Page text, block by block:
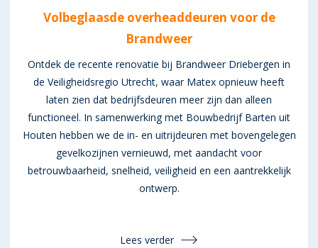
Volbeglaasde overheaddeuren voor de
Brandweer
Ontdek de recente renovatie bij Brandweer Driebergen in
de Veiligheidsregio Utrecht, waar Matex opnieuw heeft
laten zien dat bedrijfsdeuren meer zijn dan alleen
functioneel. In samenwerking met Bouwbedrijf Barten uit
Houten hebben we de in- en uitrijdeuren met bovengelegen
gevelkozijnen vernieuwd, met aandacht voor
betrouwbaarheid, snelheid, veiligheid en een aantrekkelijk
ontwerp.
Lees verder